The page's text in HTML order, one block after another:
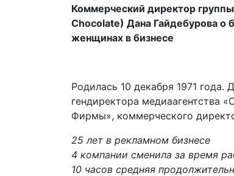
Коммерческий директор
Chocolate) Дана Гайдебурова
женщинах в бизнесе
Родилась 10 декабря 1971
гендиректора медиаагентства
Фирмы», коммерческого
25 лет в рекламном бизнесе
4 компании сменила за время
10 часов средняя